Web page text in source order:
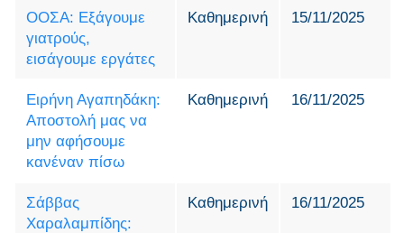
ΟΟΣΑ: Εξάγουμε
γιατρούς,
εισάγουμε εργάτες
Καθημερινή 15/11/2025
Ειρήνη Αγαπηδάκη:
Αποστολή μας να
μην αφήσουμε
κανέναν πίσω
Καθημερινή 16/11/2025
Σάββας
Χαραλαμπίδης:
Καθημερινή 16/11/2025